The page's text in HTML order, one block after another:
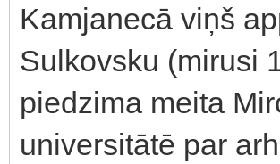
Kamjanecā viņš
Sulkovsku (mirusi
piedzima meita
universitātē par